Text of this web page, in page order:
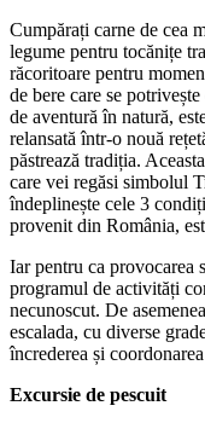
Cumpărați carne de cea
legume pentru tocănițe
răcoritoare pentru
de bere care se
de aventură în natură,
relansată într-o nouă
păstrează tradiția.
care vei regăsi simbolul
îndeplinește cele 3
provenit din România,
Iar pentru ca provocarea
programul de activități
necunoscut. De
escalada, cu diverse
încrederea și
Excursie de pescuit